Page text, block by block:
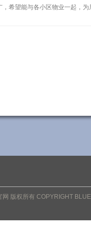
希望能与各小区物业一起，
版权所有 COPYRIGHT